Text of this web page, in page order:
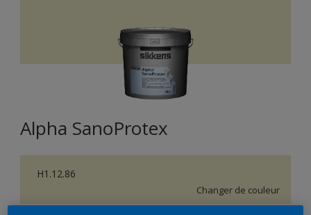
Alpha SanoProtex
H1.12.86
Changer de couleur